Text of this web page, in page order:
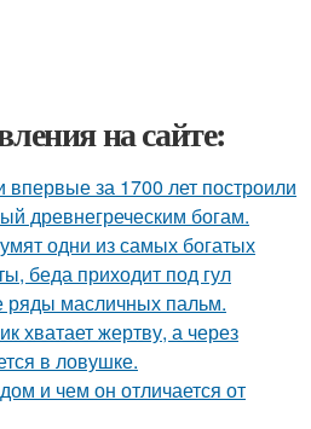
на сайте:
впервые за 1700 лет построили
древнегреческим богам.
одни из самых богатых
беда приходит под гул
ряды масличных пальм.
хватает жертву, а через
в ловушке.
и чем он отличается от